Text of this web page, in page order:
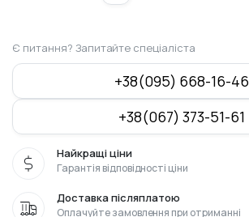
Є питання? Запитайте спеціаліста
+38(095) 668-16-46
+38(067) 373-51-61
Найкращі ціни
Гарантія відповідності ціни
Доставка післяплатою
Оплачуйте замовлення при отриманні